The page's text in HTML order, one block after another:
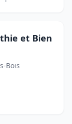
et Bien
Bois